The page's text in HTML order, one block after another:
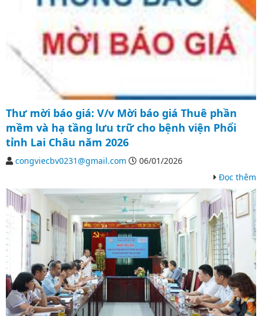
Thư mời báo giá: V/v Mời báo giá Thuê phần
mềm và hạ tầng lưu trữ cho bệnh viện Phổi
tỉnh Lai Châu năm 2026
congviecbv0231@gmail.com
06/01/2026
Đọc thêm